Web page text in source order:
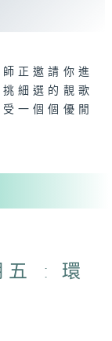
正邀請你進
細選的靚歌
一個個優閒
五 : 環